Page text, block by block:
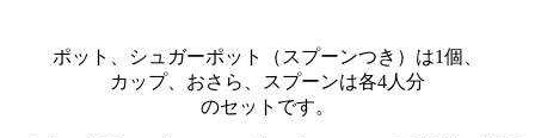
ポット、シュガーポット（スプーンつき）は1個、
カップ、おさら、スプーンは各4人分
のセットです。